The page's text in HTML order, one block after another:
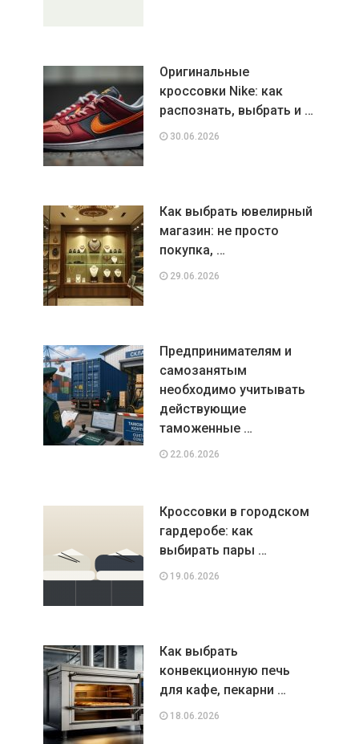
Оригинальные
кроссовки Nike: как
распознать, выбрать и …
30.06.2026
Как выбрать ювелирный
магазин: не просто
покупка, …
29.06.2026
Предпринимателям и
самозанятым
необходимо учитывать
действующие
таможенные …
22.06.2026
Кроссовки в городском
гардеробе: как
выбирать пары …
19.06.2026
Как выбрать
конвекционную печь
для кафе, пекарни …
18.06.2026